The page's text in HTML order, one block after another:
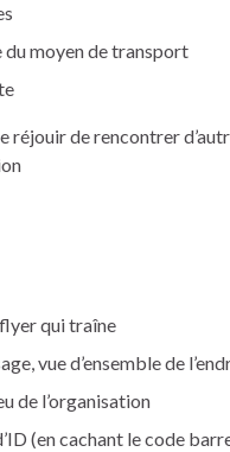
du moyen de transport
réjouir de rencontrer
qui traîne
vue d’ensemble de
de l’organisation
(en cachant le code